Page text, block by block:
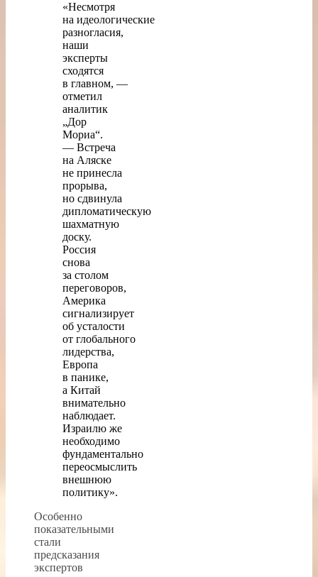
«Несмотря
на идеологические
разногласия,
наши
эксперты
сходятся
в главном, —
отметил
аналитик
„Дор
Мориа“.
— Встреча
на Аляске
не принесла
прорыва,
но сдвинула
дипломатическую
шахматную
доску.
Россия
снова
за столом
переговоров,
Америка
сигнализирует
об усталости
от глобального
лидерства,
Европа
в панике,
а Китай
внимательно
наблюдает.
Израилю же
необходимо
фундаментально
переосмыслить
внешнюю
политику».
Особенно
показательными
стали
предсказания
экспертов